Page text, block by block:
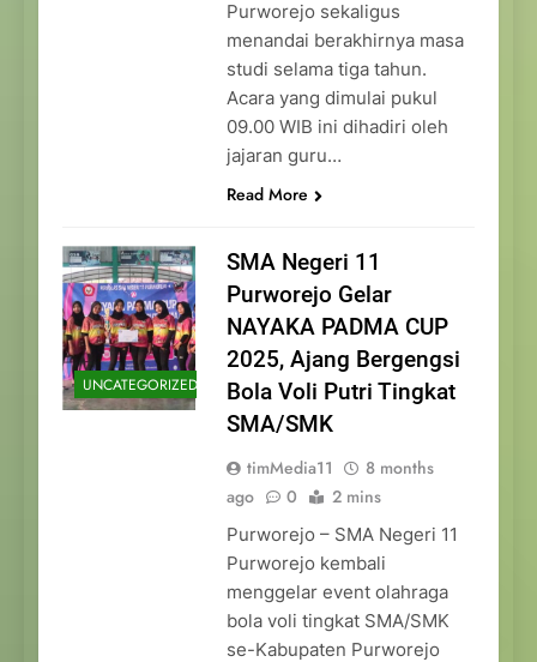
Purworejo sekaligus
menandai berakhirnya masa
studi selama tiga tahun.
Acara yang dimulai pukul
09.00 WIB ini dihadiri oleh
jajaran guru…
Read More
UNCATEGORIZED
SMA Negeri 11
Purworejo Gelar
NAYAKA PADMA CUP
2025, Ajang Bergengsi
Bola Voli Putri Tingkat
SMA/SMK
timMedia11
8 months
ago
0 2 mins
Purworejo – SMA Negeri 11
Purworejo kembali
menggelar event olahraga
bola voli tingkat SMA/SMK
se-Kabupaten Purworejo